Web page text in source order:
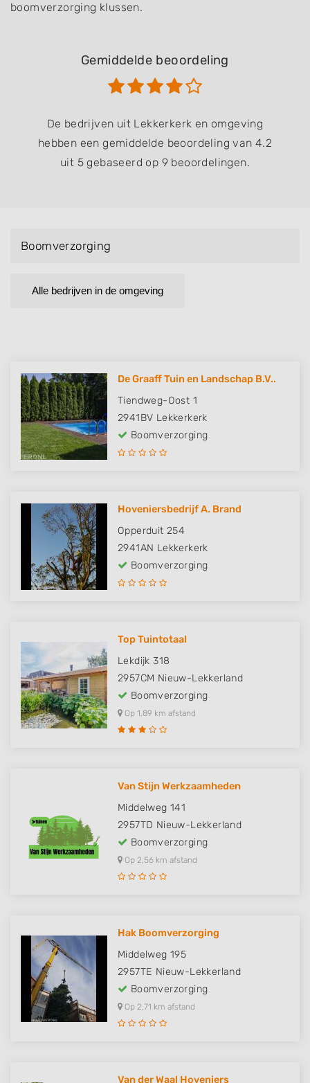
boomverzorging klussen.
Gemiddelde beoordeling
De bedrijven uit Lekkerkerk en omgeving
hebben een gemiddelde beoordeling van 4.2
uit 5 gebaseerd op 9 beoordelingen.
Boomverzorging
Alle bedrijven in de omgeving
De Graaff Tuin en Landschap B.V..
Tiendweg-Oost 1
2941BV Lekkerkerk
Boomverzorging
Hoveniersbedrijf A. Brand
Opperduit 254
2941AN Lekkerkerk
Boomverzorging
Top Tuintotaal
Lekdijk 318
2957CM Nieuw-Lekkerland
Boomverzorging
Op 1,89 km afstand
Van Stijn Werkzaamheden
Middelweg 141
2957TD Nieuw-Lekkerland
Boomverzorging
Op 2,56 km afstand
Hak Boomverzorging
Middelweg 195
2957TE Nieuw-Lekkerland
Boomverzorging
Op 2,71 km afstand
Van der Waal Hoveniers